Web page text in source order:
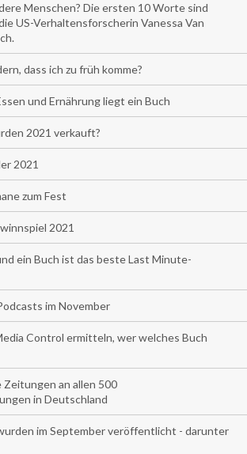
Menschen? Die ersten 10 Worte sind
US-Verhaltensforscherin Vanessa Van
dass ich zu früh komme?
und Ernährung liegt ein Buch
2021 verkauft?
2021
zum Fest
2021
ein Buch ist das beste Last Minute-
im November
Control ermitteln, wer welches Buch
Zeitungen an allen 500
in Deutschland
im September veröffentlicht - darunter